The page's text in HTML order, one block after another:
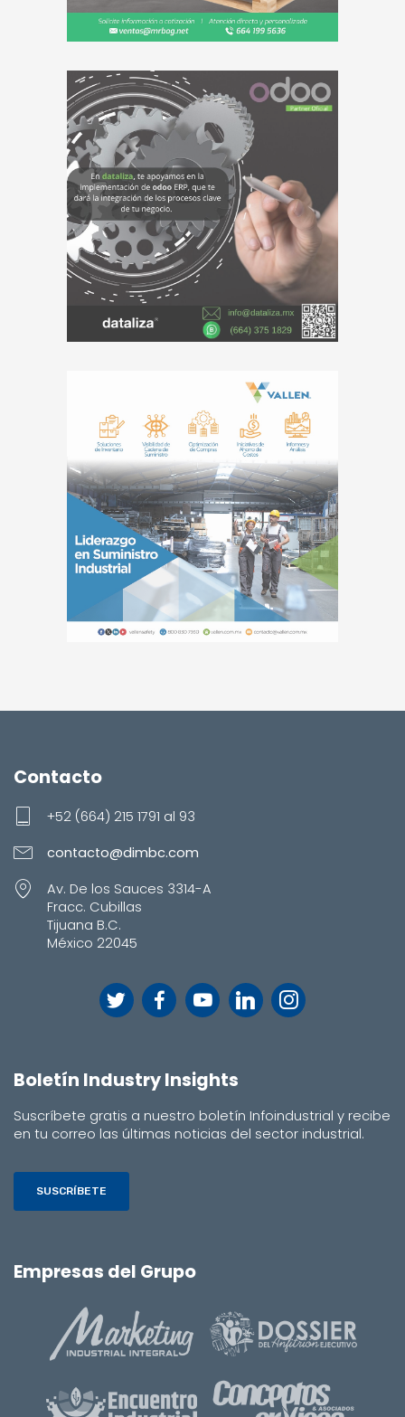
Contacto
+52 (664) 215 1791 al 93
contacto@dimbc.com
Av. De los Sauces 3314-A
Fracc. Cubillas
Tijuana B.C.
México 22045
Boletín Industry Insights
Suscríbete gratis a nuestro boletín Infoindustrial y recibe
en tu correo las últimas noticias del sector industrial.
SUSCRÍBETE
Empresas del Grupo